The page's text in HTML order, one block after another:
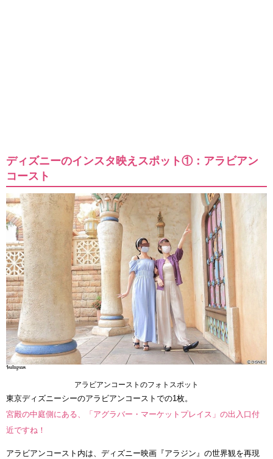
ディズニーのインスタ映えスポット①：アラビアン
コースト
アラビアンコーストのフォトスポット
東京ディズニーシーのアラビアンコーストでの1枚。
宮殿の中庭側にある、「アグラバー・マーケットプレイス」の出入口付
近ですね！
アラビアンコースト内は、ディズニー映画『アラジン』の世界観を再現